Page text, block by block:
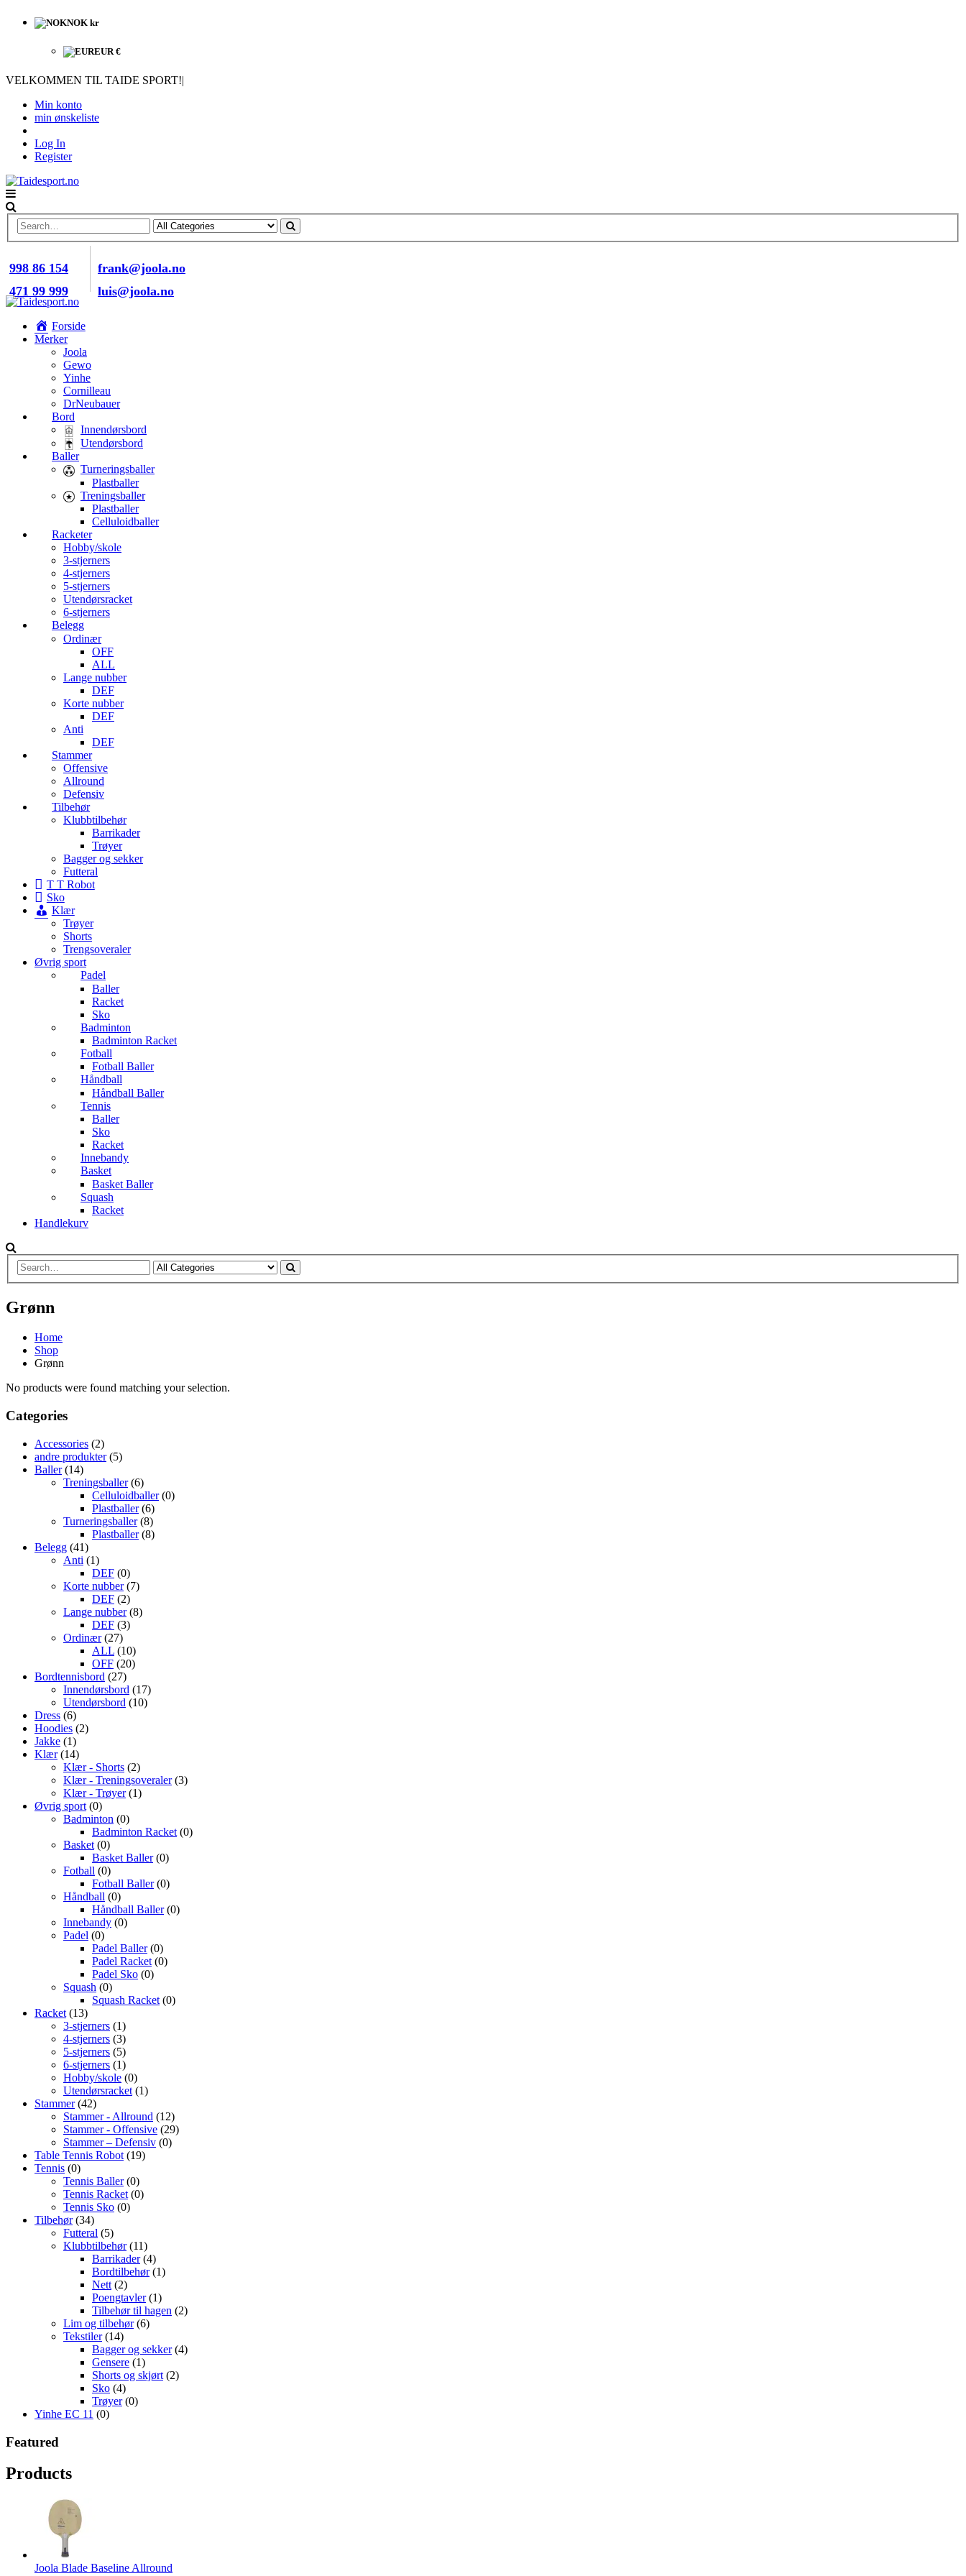
NOK kr
EUR €
VELKOMMEN TIL TAIDE SPORT!|
Min konto
min ønskeliste
Log In
Register
998 86 154
471 99 999
frank@joola.no
luis@joola.no
Forside
Merker
Joola
Gewo
Yinhe
Cornilleau
DrNeubauer
Bord
Innendørsbord
Utendørsbord
Baller
Turneringsballer
Plastballer
Treningsballer
Plastballer
Celluloidballer
Racketer
Hobby/skole
3-stjerners
4-stjerners
5-stjerners
Utendørsracket
6-stjerners
Belegg
Ordinær
OFF
ALL
Lange nubber
DEF
Korte nubber
DEF
Anti
DEF
Stammer
Offensive
Allround
Defensiv
Tilbehør
Klubbtilbehør
Barrikader
Trøyer
Bagger og sekker
Futteral
T T Robot
Sko
Klær
Trøyer
Shorts
Trengsoveraler
Øvrig sport
Padel
Baller
Racket
Sko
Badminton
Badminton Racket
Fotball
Fotball Baller
Håndball
Håndball Baller
Tennis
Baller
Sko
Racket
Innebandy
Basket
Basket Baller
Squash
Racket
Handlekurv
Grønn
Home
Shop
Grønn
No products were found matching your selection.
Categories
Accessories (2)
andre produkter (5)
Baller (14)
Treningsballer (6)
Celluloidballer (0)
Plastballer (6)
Turneringsballer (8)
Plastballer (8)
Belegg (41)
Anti (1)
DEF (0)
Korte nubber (7)
DEF (2)
Lange nubber (8)
DEF (3)
Ordinær (27)
ALL (10)
OFF (20)
Bordtennisbord (27)
Innendørsbord (17)
Utendørsbord (10)
Dress (6)
Hoodies (2)
Jakke (1)
Klær (14)
Klær - Shorts (2)
Klær - Treningsoveraler (3)
Klær - Trøyer (1)
Øvrig sport (0)
Badminton (0)
Badminton Racket (0)
Basket (0)
Basket Baller (0)
Fotball (0)
Fotball Baller (0)
Håndball (0)
Håndball Baller (0)
Innebandy (0)
Padel (0)
Padel Baller (0)
Padel Racket (0)
Padel Sko (0)
Squash (0)
Squash Racket (0)
Racket (13)
3-stjerners (1)
4-stjerners (3)
5-stjerners (5)
6-stjerners (1)
Hobby/skole (0)
Utendørsracket (1)
Stammer (42)
Stammer - Allround (12)
Stammer - Offensive (29)
Stammer – Defensiv (0)
Table Tennis Robot (19)
Tennis (0)
Tennis Baller (0)
Tennis Racket (0)
Tennis Sko (0)
Tilbehør (34)
Futteral (5)
Klubbtilbehør (11)
Barrikader (4)
Bordtilbehør (1)
Nett (2)
Poengtavler (1)
Tilbehør til hagen (2)
Lim og tilbehør (6)
Tekstiler (14)
Bagger og sekker (4)
Gensere (1)
Shorts og skjørt (2)
Sko (4)
Trøyer (0)
Yinhe EC 11 (0)
Featured
Products
Joola Blade Baseline Allround